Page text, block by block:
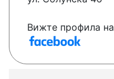
Вижте профила